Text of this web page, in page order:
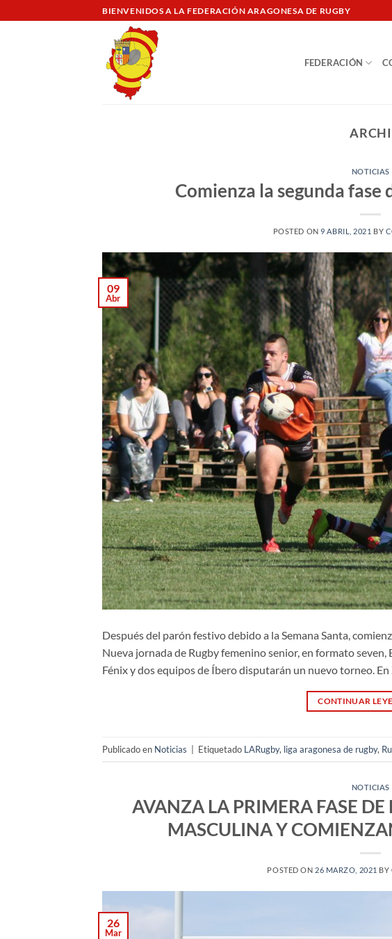
al
BIENVENIDOS A LA FEDERACIÓN ARAGONESA DE RUGBY
FEDERACIÓN
NOTICIAS
Comienza la segunda fase
POSTED ON9 ABRIL, 2021 BY
09
Abr
Después del parón festivo debido a la Semana Santa,
Nueva jornada de Rugby femenino senior, en formato seven,
Fénix y dos equipos de Íbero disputarán un nuevo torneo.
CONTINUAR
Publicado en Noticias Etiquetado LARugby, liga aragonesa de rugby,
NOTICIAS
AVANZA LA PRIMERA FASE
MASCULINA Y
POSTED ON 26 MARZO, 2021 BY
26
Mar